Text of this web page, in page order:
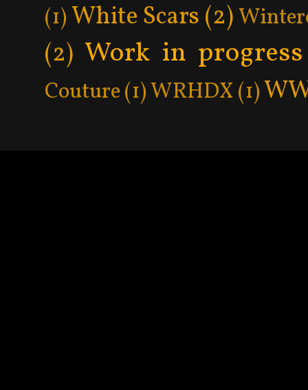
(1)White Scars (2)
(2) Work in progress
Couture(1)WRHDX(1)